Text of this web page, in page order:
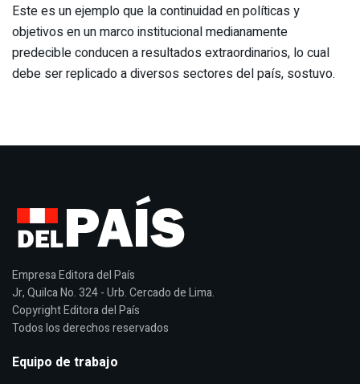
Este es un ejemplo que la continuidad en políticas y
objetivos en un marco institucional medianamente
predecible conducen a resultados extraordinarios, lo cual
debe ser replicado a diversos sectores del país, sostuvo.
Empresa Editora del País
Jr, Quilca No. 324 - Urb. Cercado de Lima.
Copyright Editora del País
Todos los derechos reservados
Equipo de trabajo